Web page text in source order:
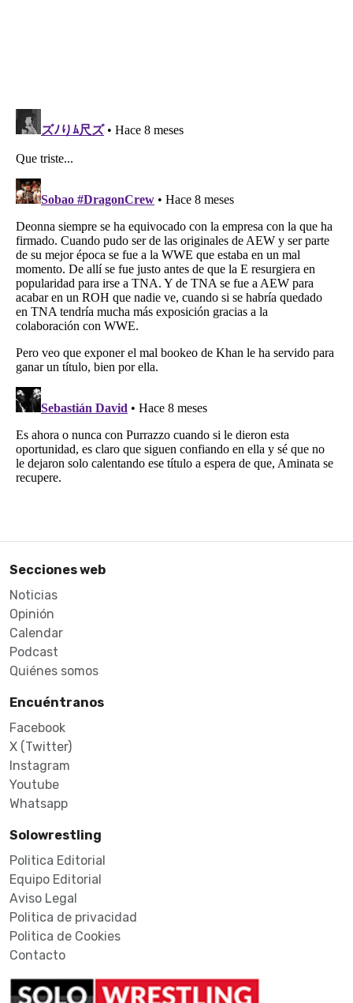
Secciones web
Noticias
Opinión
Calendar
Podcast
Quiénes somos
Encuéntranos
Facebook
X (Twitter)
Instagram
Youtube
Whatsapp
Solowrestling
Politica Editorial
Equipo Editorial
Aviso Legal
Politica de privacidad
Politica de Cookies
Contacto